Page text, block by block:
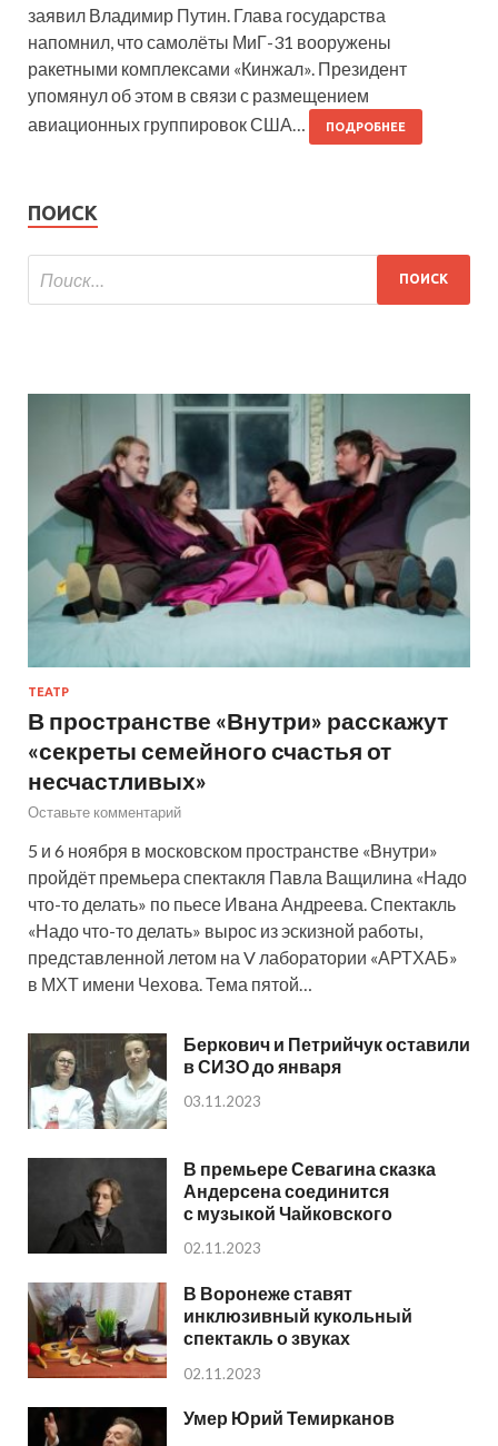
заявил Владимир Путин. Глава государства
напомнил, что самолёты МиГ-31 вооружены
ракетными комплексами «Кинжал». Президент
упомянул об этом в связи с размещением
авиационных группировок США…
ПОДРОБНЕЕ
ПОИСК
ТЕАТР
В пространстве «Внутри» расскажут
«секреты семейного счастья от
несчастливых»
Оставьте комментарий
5 и 6 ноября в московском пространстве «Внутри»
пройдёт премьера спектакля Павла Ващилина «Надо
что-то делать» по пьесе Ивана Андреева. Спектакль
«Надо что-то делать» вырос из эскизной работы,
представленной летом на V лаборатории «АРТХАБ»
в МХТ имени Чехова. Тема пятой…
Беркович и Петрийчук оставили
в СИЗО до января
03.11.2023
В премьере Севагина сказка
Андерсена соединится
с музыкой Чайковского
02.11.2023
В Воронеже ставят
инклюзивный кукольный
спектакль о звуках
02.11.2023
Умер Юрий Темирканов